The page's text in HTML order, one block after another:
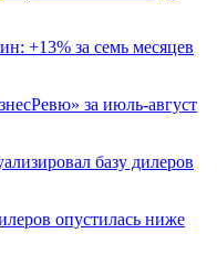
+13% за семь месяцев
за июль-август
базу дилеров
опустилась ниже